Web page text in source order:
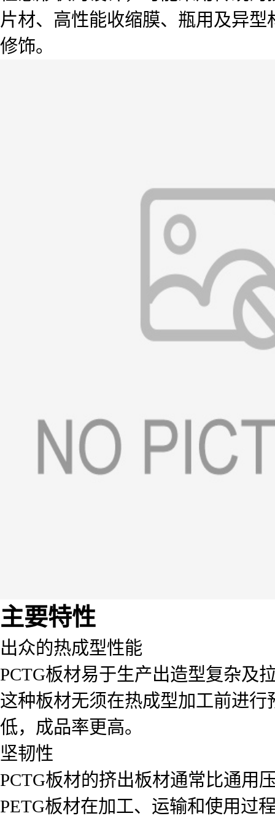
片材、高性能收缩膜、瓶用及异
修饰。
主要特性
出众的热成型性能
PCTG板材易于生产出造型复杂及
这种板材无须在热成型加工前进
低，成品率更高。
坚韧性
PCTG板材的挤出板材通常比通用
PETG板材在加工、运输和使用过